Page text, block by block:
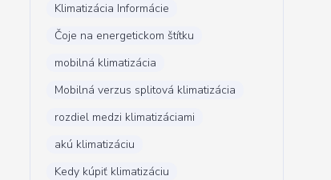
Klimatizácia Informácie
Čoje na energetickom štítku
mobilná klimatizácia
Mobilná verzus splitová klimatizácia
rozdiel medzi klimatizáciami
akú klimatizáciu
Kedy kúpiť klimatizáciu